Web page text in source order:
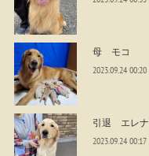
母 モコ
2023.09.24 00:20
引退 エレナ
2023.09.24 00:17